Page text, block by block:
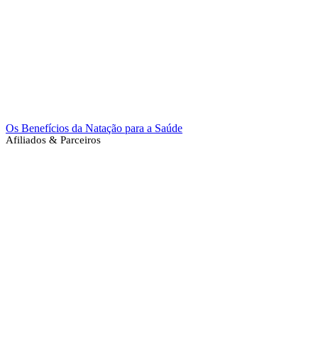
Os Benefícios da Natação para a Saúde
Afiliados & Parceiros